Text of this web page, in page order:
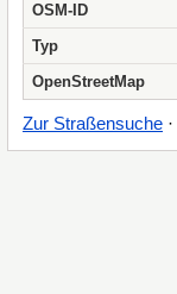
OSM-ID
Typ
OpenStreetMap
Zur Straßensuche ·